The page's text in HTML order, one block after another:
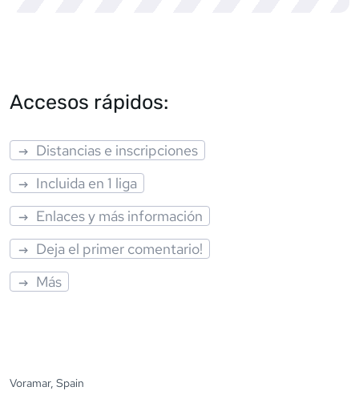
Accesos rápidos:
Distancias e inscripciones
Incluida en 1 liga
Enlaces y más información
Deja el primer comentario!
Más
Voramar, Spain